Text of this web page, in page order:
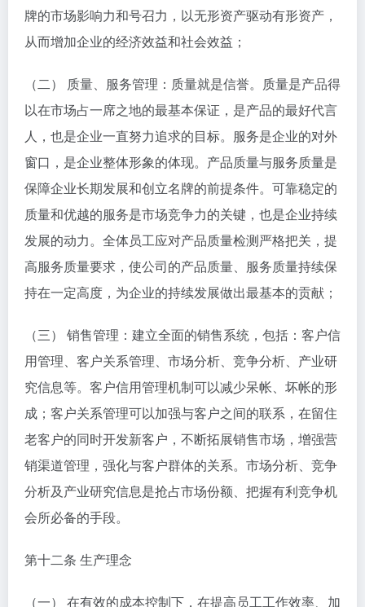
牌的市场影响力和号召力，以无形资产驱动有形资产，
从而增加企业的经济效益和社会效益；
（二） 质量、服务管理：质量就是信誉。质量是产品得
以在市场占一席之地的最基本保证，是产品的最好代言
人，也是企业一直努力追求的目标。服务是企业的对外
窗口，是企业整体形象的体现。产品质量与服务质量是
保障企业长期发展和创立名牌的前提条件。可靠稳定的
质量和优越的服务是市场竞争力的关键，也是企业持续
发展的动力。全体员工应对产品质量检测严格把关，提
高服务质量要求，使公司的产品质量、服务质量持续保
持在一定高度，为企业的持续发展做出最基本的贡献；
（三） 销售管理：建立全面的销售系统，包括：客户信
用管理、客户关系管理、市场分析、竞争分析、产业研
究信息等。客户信用管理机制可以减少呆帐、坏帐的形
成；客户关系管理可以加强与客户之间的联系，在留住
老客户的同时开发新客户，不断拓展销售市场，增强营
销渠道管理，强化与客户群体的关系。市场分析、竞争
分析及产业研究信息是抢占市场份额、把握有利竞争机
会所必备的手段。
第十二条 生产理念
（一） 在有效的成本控制下，在提高员工工作效率、加